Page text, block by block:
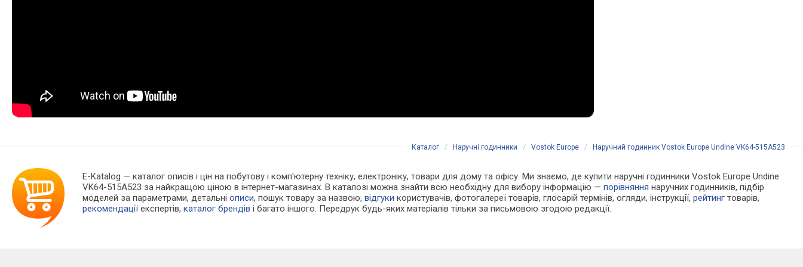
Каталог / Наручні годинники / Vostok Europe / Наручний годинник Vostok Europe Undine VK64-515A523
E-Katalog — каталог описів і цін на побутову і комп'ютерну техніку, електроніку, товари для дому та офісу. Ми знаємо, де купити наручні годинники Vostok Europe Undine
VK64-515A523 за найкращою ціною в інтернет-магазинах. В каталозі можна знайти всю необхідну для вибору інформацію —порівняння наручних годинників, підбір
моделей за параметрами, детальніописи, пошук товару за назвою,відгуки користувачів, фотогалереї товарів, глосарій термінів, огляди, інструкції,рейтинг товарів,
рекомендації експертів,каталог брендів і багато іншого. Передрук будь-яких матеріалів тільки за письмовою згодою редакції.